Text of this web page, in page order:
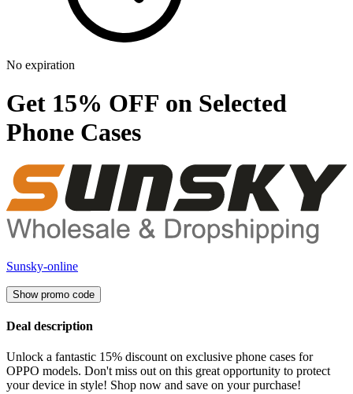
No expiration
Get 15% OFF on Selected
Phone Cases
Sunsky-online
Show promo code
Deal description
Unlock a fantastic 15% discount on exclusive phone cases for
OPPO models. Don't miss out on this great opportunity to protect
your device in style! Shop now and save on your purchase!